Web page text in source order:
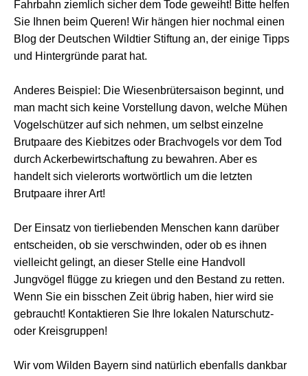
Fahrbahn ziemlich sicher dem Tode geweiht! Bitte helfen
Sie Ihnen beim Queren! Wir hängen hier nochmal einen
Blog der Deutschen Wildtier Stiftung an, der einige Tipps
und Hintergründe parat hat.
Anderes Beispiel: Die Wiesenbrütersaison beginnt, und
man macht sich keine Vorstellung davon, welche Mühen
Vogelschützer auf sich nehmen, um selbst einzelne
Brutpaare des Kiebitzes oder Brachvogels vor dem Tod
durch Ackerbewirtschaftung zu bewahren. Aber es
handelt sich vielerorts wortwörtlich um die letzten
Brutpaare ihrer Art!
Der Einsatz von tierliebenden Menschen kann darüber
entscheiden, ob sie verschwinden, oder ob es ihnen
vielleicht gelingt, an dieser Stelle eine Handvoll
Jungvögel flügge zu kriegen und den Bestand zu retten.
Wenn Sie ein bisschen Zeit übrig haben, hier wird sie
gebraucht! Kontaktieren Sie Ihre lokalen Naturschutz-
oder Kreisgruppen!
Wir vom Wilden Bayern sind natürlich ebenfalls dankbar